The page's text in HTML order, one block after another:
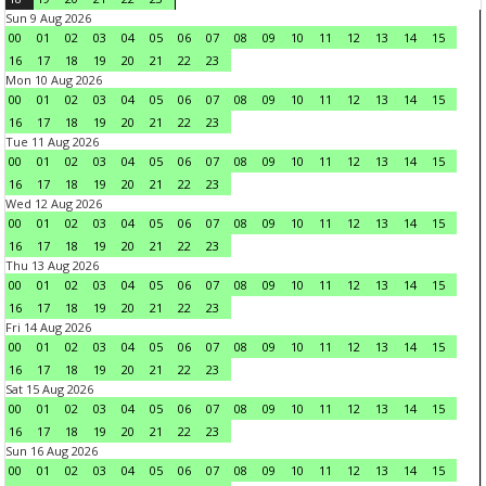
Sun 9 Aug 2026
00
01 02 03 04 05 06 07 08 09 10 11 12 13 14
15
16
17 18 19 20 21 22
23
Mon 10 Aug 2026
00
01 02 03 04 05 06 07 08 09 10 11 12 13 14
15
16
17 18 19 20 21 22
23
Tue 11 Aug 2026
00
01 02 03 04 05 06 07 08 09 10 11 12 13 14
15
16
17 18 19 20 21 22
23
Wed 12 Aug 2026
00
01 02 03 04 05 06 07 08 09 10 11 12 13 14
15
16
17 18 19 20 21 22
23
Thu 13 Aug 2026
00
01 02 03 04 05 06 07 08 09 10 11 12 13 14
15
16
17 18 19 20 21 22
23
Fri 14 Aug 2026
00
01 02 03 04 05 06 07 08 09 10 11 12 13 14
15
16
17 18 19 20 21 22
23
Sat 15 Aug 2026
00
01 02 03 04 05 06 07 08 09 10 11 12 13 14
15
16
17 18 19 20 21 22
23
Sun 16 Aug 2026
00
01 02 03 04 05 06 07 08 09 10 11 12 13 14
15